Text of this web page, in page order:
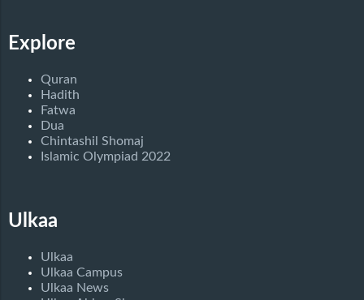
Explore
Quran
Hadith
Fatwa
Dua
Chintashil Shomaj
Islamic Olympiad 2022
Ulkaa
Ulkaa
Ulkaa Campus
Ulkaa News